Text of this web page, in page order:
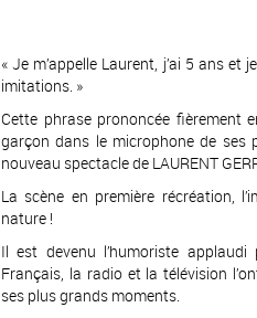
« Je m’appelle Laurent, j’ai 5 ans et
imitations. »
Cette phrase prononcée fièrement
garçon dans le microphone de ses
nouveau spectacle de LAURENT
La scène en première récréation,
nature !
Il est devenu l’humoriste
Français, la radio et la télévision
ses plus grands moments.